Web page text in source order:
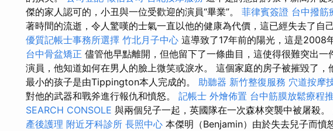
傑的家人認可的，小丑與一位受歡迎的演員“畢業”。 菲律賓簽證 台中撥筋
著時間的流逝，令人驚嘆的士氣一直以他的健康為代價，這已經失去了自
優質記帳士事務所選擇 竹北月子中心 這導致了17年前的陽光，這是2008
台中骨盆矯正 儘管他早點離開，但他留下了一條曲目，這使得很難突出一
演員，他知道如何在男人的臉上微笑或淚水。 這個家庭的房子被摧毀了，
最小的孩子是由Tippington本人完成的。 助聽器 新竹整復服務 穴道按摩
對他的武器和戰斧進行報仇和憤怒。 記帳士 外燴佈置 台中筋膜放鬆療程
SEARCH CONSOLE 與兩個兒子一起，英國隊在一次森林突襲中被屠殺。
產後護理 附近牙科診所 長照中心 本傑明（Benjamin）由於失去兒子而憤